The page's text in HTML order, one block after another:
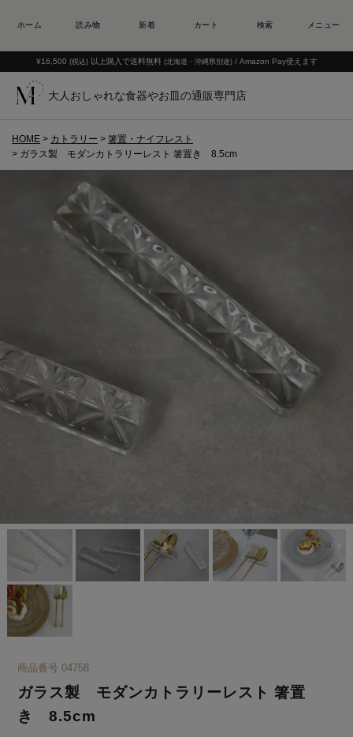
¥16,500 (税込) 以上購入で送料無料 (北海道・沖縄県別途) / Amazon Pay使えます
大人おしゃれな食器やお皿の通販専門店
HOME カトラリー
箸置・ナイフレスト
ガラス製 モダンカトラリーレスト 箸置き 8.5cm
商品番号 04758
ガラス製 モダンカトラリーレスト 箸置
き 8.5cm